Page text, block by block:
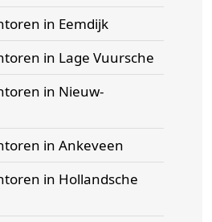
in Eemdijk
in Lage Vuursche
in Nieuw-
in Ankeveen
in Hollandsche